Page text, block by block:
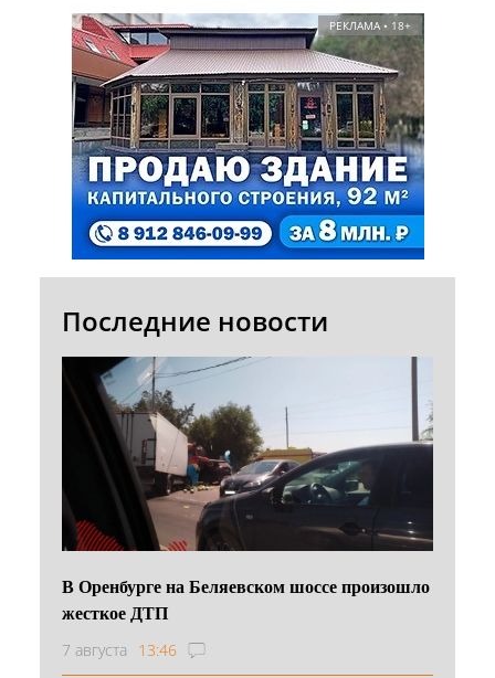
РЕКЛАМА • 18+
Последние новости
В Оренбурге на Беляевском шоссе произошло
жесткое ДТП
7 августа 13:46